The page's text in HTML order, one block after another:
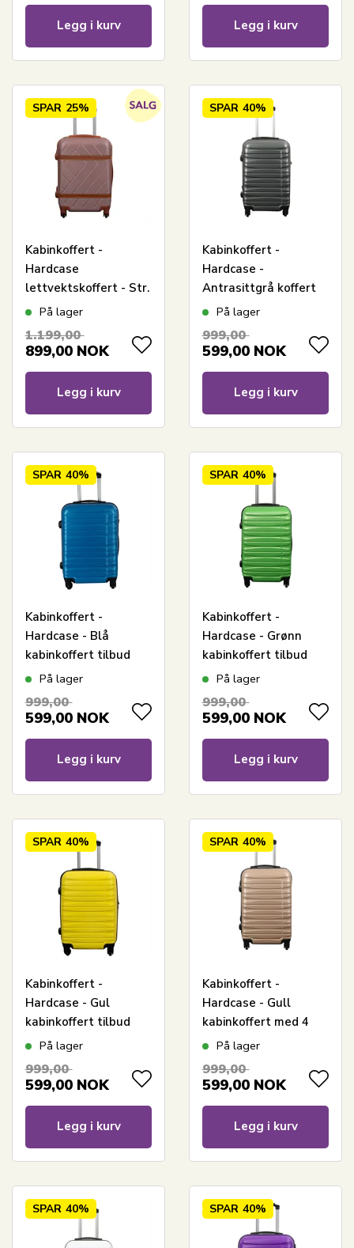
Legg i kurv Legg i kurv
SPAR 25%
Kabinkoffert -
Hardcase
lettvektskoffert - Str.
liten - Retro rosa
På lager
1.199,00
899,00 NOK
Legg i kurv
SPAR 40%
Kabinkoffert -
Hardcase -
Antrasittgrå koffert
tilbud
På lager
999,00
599,00 NOK
Legg i kurv
SPAR 40%
Kabinkoffert -
Hardcase - Blå
kabinkoffert tilbud
På lager
999,00
599,00 NOK
Legg i kurv
SPAR 40%
Kabinkoffert -
Hardcase - Grønn
kabinkoffert tilbud
På lager
999,00
599,00 NOK
Legg i kurv
SPAR 40%
Kabinkoffert -
Hardcase - Gul
kabinkoffert tilbud
På lager
999,00
599,00 NOK
Legg i kurv
SPAR 40%
Kabinkoffert -
Hardcase - Gull
kabinkoffert med 4
hjul på tilbud
På lager
999,00
599,00 NOK
Legg i kurv
SPAR 40% SPAR 40%